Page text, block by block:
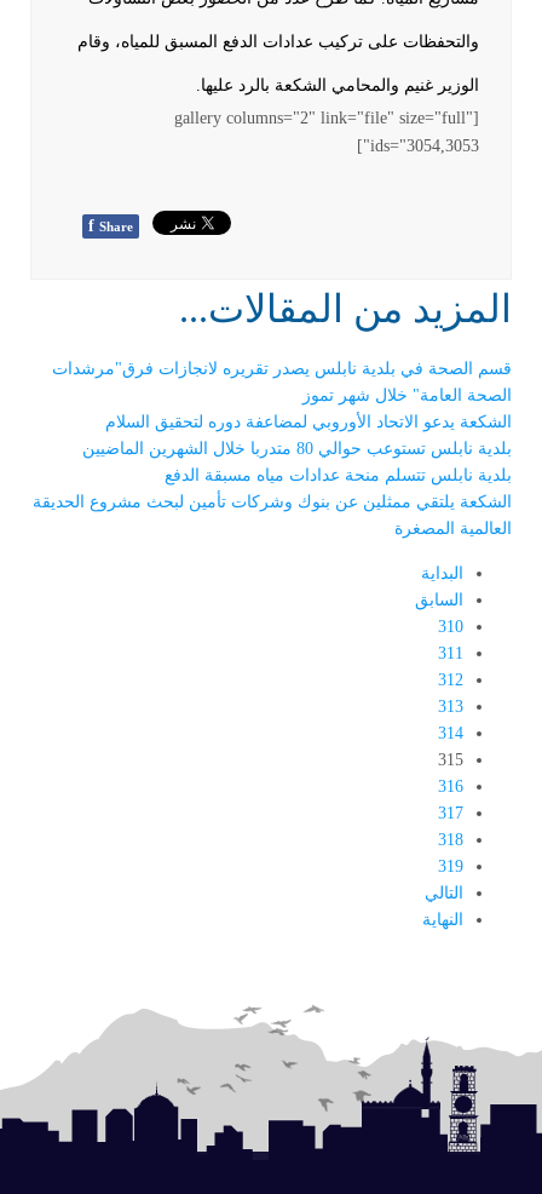
والتحفظات على تركيب عدادات الدفع المسبق للمياه، وقام
الوزير غنيم والمحامي الشكعة بالرد عليها.
[gallery columns="2" link="file" size="full"
ids="3054,3053"]
f Share
المزيد من المقالات...
قسم الصحة في بلدية نابلس يصدر تقريره لانجازات فرق"مرشدات
الصحة العامة" خلال شهر تموز
الشكعة يدعو الاتحاد الأوروبي لمضاعفة دوره لتحقيق السلام
بلدية نابلس تستوعب حوالي 80 متدربا خلال الشهرين الماضيين
بلدية نابلس تتسلم منحة عدادات مياه مسبقة الدفع
الشكعة يلتقي ممثلين عن بنوك وشركات تأمين لبحث مشروع الحديقة
العالمية المصغرة
البداية
السابق
310
311
312
313
314
315
316
317
318
319
التالي
النهاية